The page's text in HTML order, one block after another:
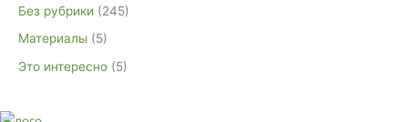
Без рубрики (245)
Материалы (5)
Это интересно (5)